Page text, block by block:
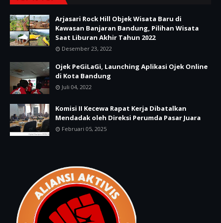
Arjasari Rock Hill Objek Wisata Baru di
Kawasan Banjaran Bandung, Pilihan Wisata
Saat Liburan Akhir Tahun 2022
Desember 23, 2022
Ojek PeGiLaGi, Launching Aplikasi Ojek Online
di Kota Bandung
Juli 04, 2022
Komisi II Kecewa Rapat Kerja Dibatalkan
Mendadak oleh Direksi Perumda Pasar Juara
Februari 05, 2025